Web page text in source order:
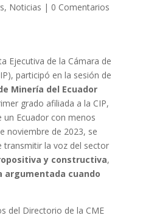
, Noticias | 0 Comentarios
Ejecutiva de la Cámara de
participó en la sesión de
Minería del Ecuador
grado afiliada a la CIP,
Ecuador con menos
noviembre de 2023, se
la voz del sector
y constructiva,
argumentada cuando
del Directorio de la CME